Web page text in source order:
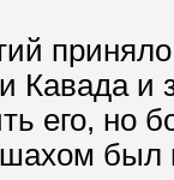
Кавада и
его, но